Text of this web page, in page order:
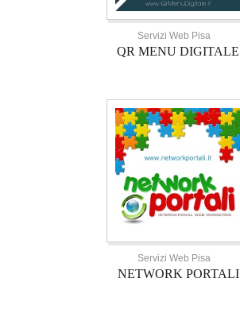
Servizi Web Pisa
QR MENU DIGITALE
Servizi Web Pisa
NETWORK PORTALI